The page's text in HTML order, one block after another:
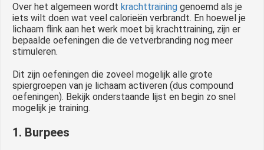
Over het algemeen wordt krachttraining genoemd als je
iets wilt doen wat veel calorieën verbrandt. En hoewel je
lichaam flink aan het werk moet bij krachttraining, zijn er
bepaalde oefeningen die de vetverbranding nog meer
stimuleren.
Dit zijn oefeningen die zoveel mogelijk alle grote
spiergroepen van je lichaam activeren (dus compound
oefeningen). Bekijk onderstaande lijst en begin zo snel
mogelijk je training.
1. Burpees